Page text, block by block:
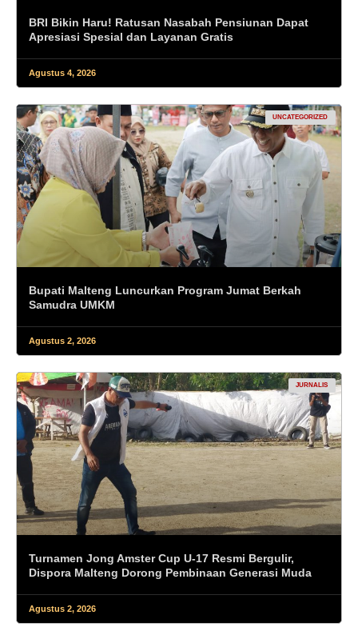
BRI Bikin Haru! Ratusan Nasabah Pensiunan Dapat
Apresiasi Spesial dan Layanan Gratis
Agustus 4, 2026
UNCATEGORIZED
Bupati Malteng Luncurkan Program Jumat Berkah
Samudra UMKM
Agustus 2, 2026
JURNALIS
Turnamen Jong Amster Cup U-17 Resmi Bergulir,
Dispora Malteng Dorong Pembinaan Generasi Muda
Agustus 2, 2026